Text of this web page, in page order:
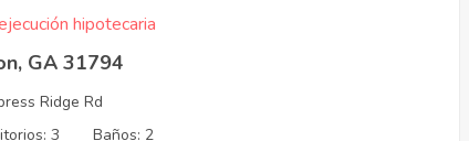
hipotecaria
GA 31794
Ridge Rd
3
Baños: 2